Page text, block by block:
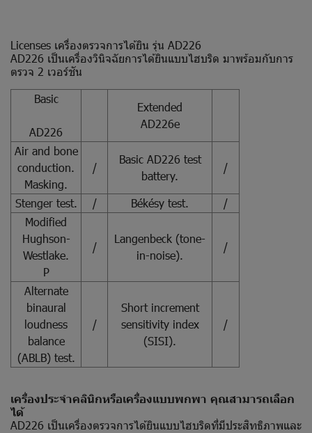
Licenses เครื่องตรวจการได้ยิน รุ่น AD226
AD226 เป็นเครื่องวินิจฉัยการได้ยินแบบไฮบริด มาพร้อมกับการ
ตรวจ 2 เวอร์ชัน
Basic
AD226
Extended
AD226e
Air and bone
conduction.
Masking.
/
Basic AD226 test
battery.
/
Stenger test. / Békésy test.
/
Modified
Hughson-
Westlake.
P
/
Langenbeck (tone-
in-noise).
/
Alternate
binaural
loudness
balance
(ABLB) test.
/
Short increment
sensitivity index
(SISI).
/
เครื่องประจำคลินิกหรือเครื่องแบบพกพา คุณสามารถเลือก
ได้
AD226 เป็นเครื่องตรวจการได้ยินแบบไฮบริดที่มีประสิทธิภาพและ